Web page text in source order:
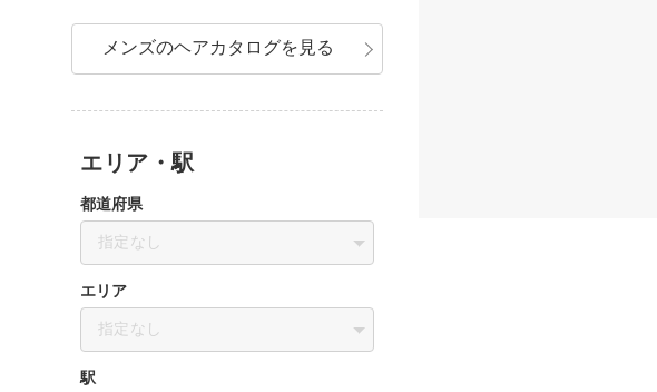
メンズのヘアカタログを見る
エリア・駅
都道府県
指定なし
エリア
指定なし
駅